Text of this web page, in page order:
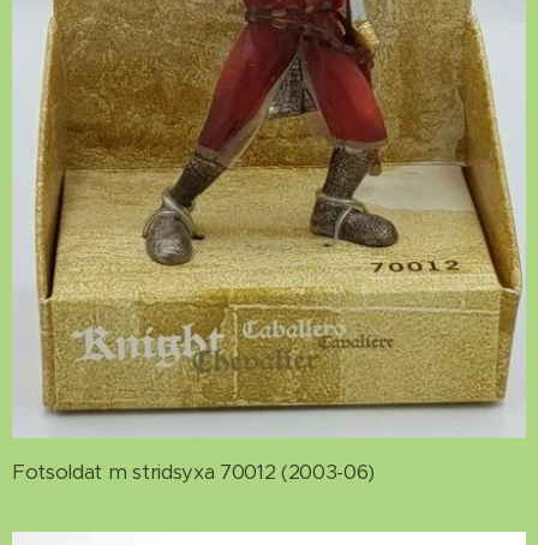
Fotsoldat m stridsyxa 70012 (2003-06)